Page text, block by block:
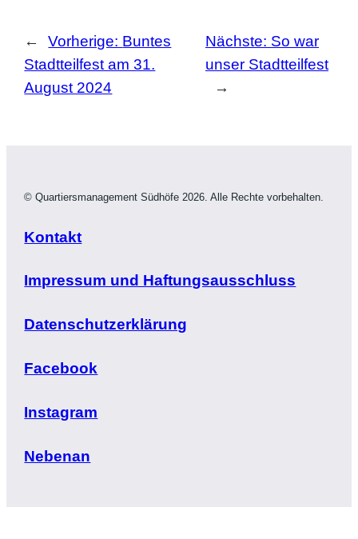
← Vorherige: Buntes
Stadtteilfest am 31.
August 2024
Nächste: So war
unser Stadtteilfest
→
© Quartiersmanagement Südhöfe 2026. Alle Rechte vorbehalten.
Kontakt
Impressum und Haftungsausschluss
Datenschutzerklärung
Facebook
Instagram
Nebenan